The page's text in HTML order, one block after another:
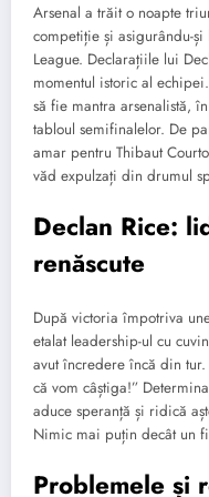
Arsenal a trăit o noapte
competiție și asigurându-
League. Declarațiile lui
momentul istoric al
să fie mantra arsenalistă,
tabloul semifinalelor. De
amar pentru Thibaut
văd expulzați din drumul
Declan Rice:
renăscute
După victoria împotriva
etalat leadership-ul cu
avut încredere încă din
că vom câștiga!”
aduce speranță și ridică
Nimic mai puțin decât un
Problemele și